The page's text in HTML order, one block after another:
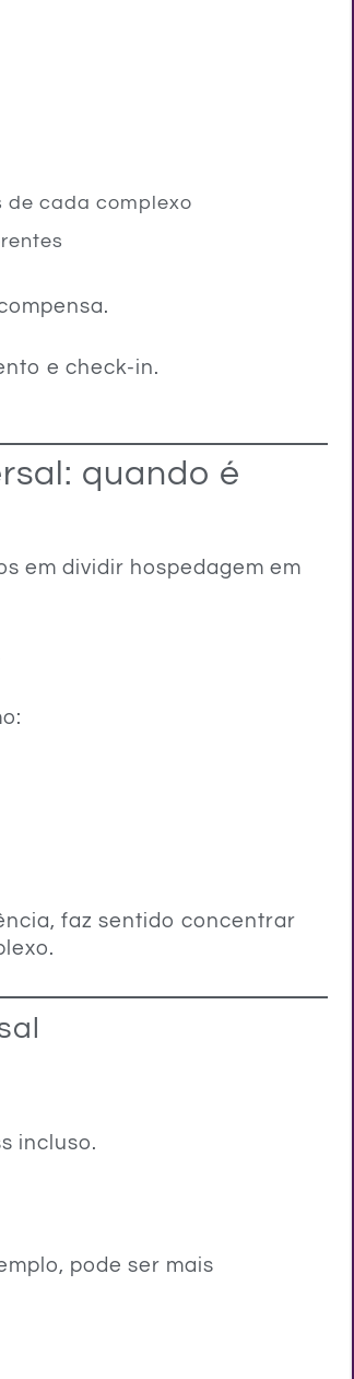
de cada complexo
e check-in.
quando é
em dividir hospedagem em
faz sentido concentrar
incluso.
pode ser mais